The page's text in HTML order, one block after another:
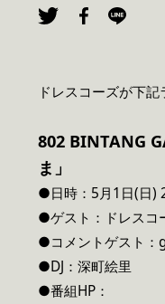
ドレスコーズが下記
802 BINTANG
ま」
●日時：5月1日(日)
●ゲスト：ドレスコ
●コメントゲスト
●DJ：深町絵里
●番組HP：